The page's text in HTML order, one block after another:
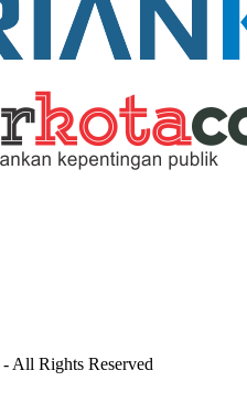
- All Rights Reserved